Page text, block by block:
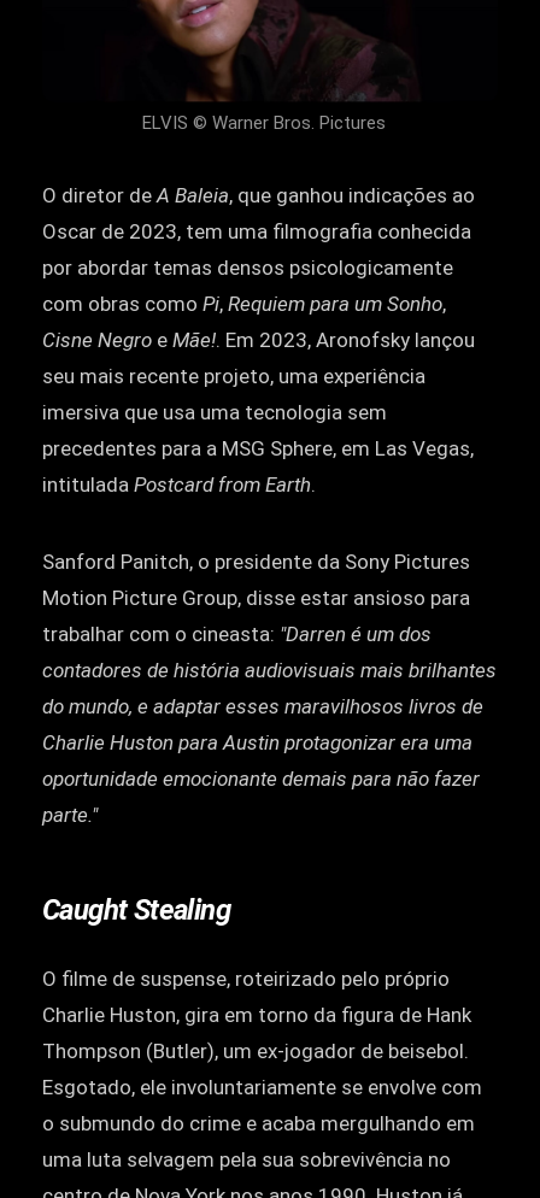
ELVIS © Warner Bros. Pictures
O diretor de A Baleia, que ganhou indicações ao
Oscar de 2023, tem uma filmografia conhecida
por abordar temas densos psicologicamente
com obras como Pi, Requiem para um Sonho,
Cisne Negro e Mãe!. Em 2023, Aronofsky lançou
seu mais recente projeto, uma experiência
imersiva que usa uma tecnologia sem
precedentes para a MSG Sphere, em Las Vegas,
intitulada Postcard from Earth.
Sanford Panitch, o presidente da Sony Pictures
Motion Picture Group, disse estar ansioso para
trabalhar com o cineasta: "Darren é um dos
contadores de história audiovisuais mais brilhantes
do mundo, e adaptar esses maravilhosos livros de
Charlie Huston para Austin protagonizar era uma
oportunidade emocionante demais para não fazer
parte."
Caught Stealing
O filme de suspense, roteirizado pelo próprio
Charlie Huston, gira em torno da figura de Hank
Thompson (Butler), um ex-jogador de beisebol.
Esgotado, ele involuntariamente se envolve com
o submundo do crime e acaba mergulhando em
uma luta selvagem pela sua sobrevivência no